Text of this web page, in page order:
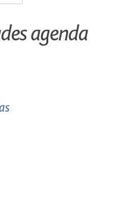
agenda